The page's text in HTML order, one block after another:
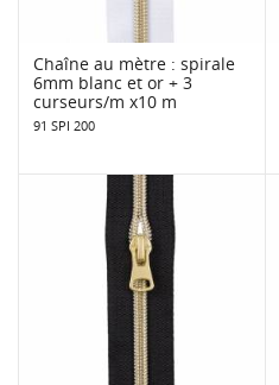
Chaîne au mètre : spirale
6mm blanc et or + 3
curseurs/m x10 m
91 SPI 200